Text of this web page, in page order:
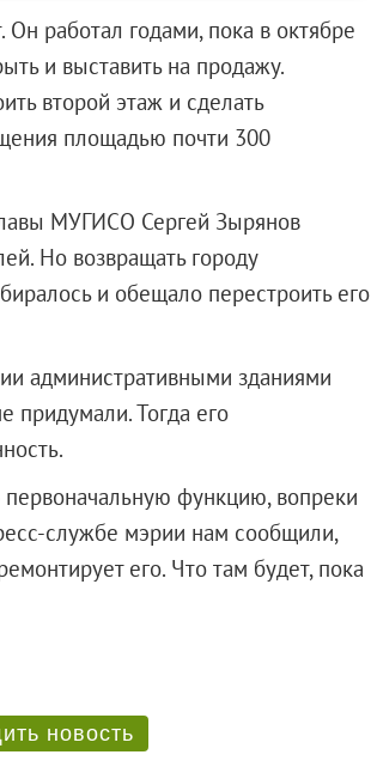
работал годами, пока в октябре
и выставить на продажу.
второй этаж и сделать
площадью почти 300
МУГИСО Сергей Зырянов
Но возвращать городу
и обещало перестроить его
административными зданиями
придумали. Тогда его
функцию, вопреки
службе мэрии нам сообщили,
его. Что там будет, пока
новость